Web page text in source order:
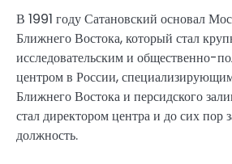
В 1991 году Сатановский основал
Ближнего Востока, который стал
исследовательским и общественно-
центром в России,
Ближнего Востока и персидского
стал директором центра и до сих пор
должность.